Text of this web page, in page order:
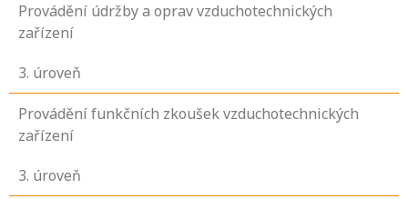
Provádění údržby a oprav vzduchotechnických
zařízení
3. úroveň
Provádění funkčních zkoušek vzduchotechnických
zařízení
3. úroveň